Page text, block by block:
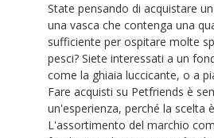
State pensando di acquistare
una vasca che contenga una
sufficiente per ospitare molte
pesci? Siete interessati a un
come la ghiaia luccicante, o a
Fare acquisti su Petfriends è
un'esperienza, perché la scelta
L'assortimento del marchio